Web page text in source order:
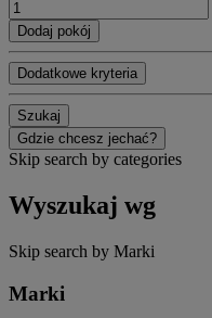
Dodaj pokój
Dodatkowe kryteria
Szukaj
Gdzie chcesz jechać?
Skip search by categories
Wyszukaj wg
Skip search by Marki
Marki